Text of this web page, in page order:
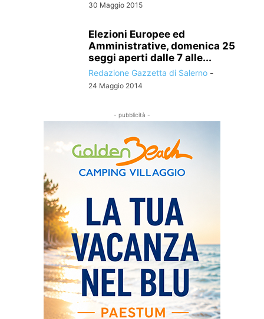
30 Maggio 2015
Elezioni Europee ed
Amministrative, domenica 25
seggi aperti dalle 7 alle...
Redazione Gazzetta di Salerno -
24 Maggio 2014
- pubblicità -